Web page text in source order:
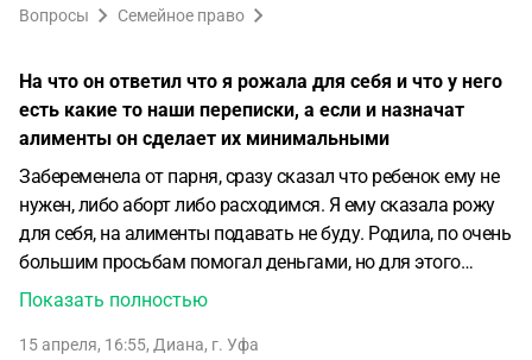
Вопросы Семейное право
На что он ответил что я рожала для себя и что у него
есть какие то наши переписки, а если и назначат
алименты он сделает их минимальными
Забеременела от парня, сразу сказал что ребенок ему не
нужен, либо аборт либо расходимся. Я ему сказала рожу
для себя, на алименты подавать не буду. Родила, по очень
большим просьбам помогал деньгами, но для этого
нужно было очень уговаривать. С ребенком не желает
попросила еще раз о помощи, не хочет помогать. Сказала
Показать полностью
15 апреля, 16:55, Диана, г. Уфа